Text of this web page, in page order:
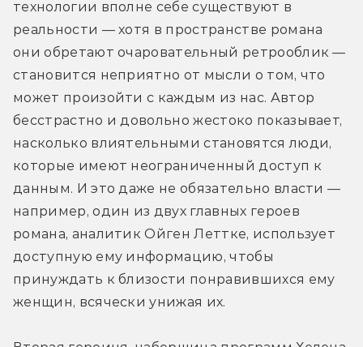
технологии вполне себе существуют в
реальности — хотя в пространстве романа
они обретают очаровательный ретрооблик —
становится неприятно от мысли о том, что
может произойти с каждым из нас. Автор
бесстрастно и довольно жестоко показывает,
насколько влиятельными становятся люди,
которые имеют неограниченный доступ к
данным. И это даже не обязательно власти —
например, один из двух главных героев
романа, аналитик Ойген Леттке, использует
доступную ему информацию, чтобы
принуждать к близости понравившихся ему
женщин, всячески унижая их.